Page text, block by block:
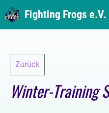
Fighting Frogs e.V.
Zurück
Winter-Training